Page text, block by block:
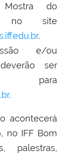
do
no site
.
e/ou
ser
.
acontecerá
no IFF Bom
palestras,